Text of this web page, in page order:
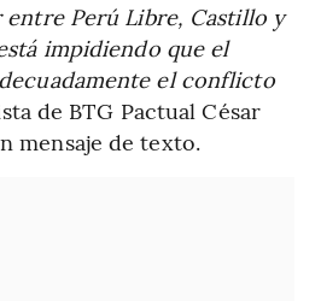
entre Perú Libre, Castillo y
impidiendo que el
el conflicto
de BTG Pactual César
mensaje de texto.